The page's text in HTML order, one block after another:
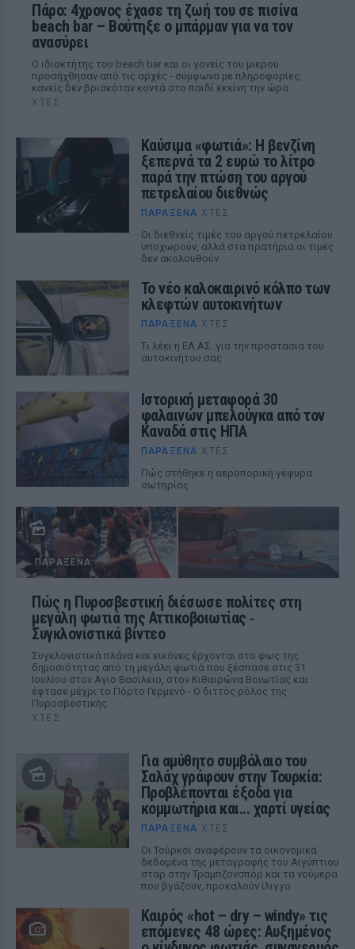
Πάρο: 4χρονος έχασε τη ζωή του σε πισίνα
beach bar – Βούτηξε ο μπάρμαν για να τον
ανασύρει
Ο ιδιοκτήτης του beach bar και οι γονείς του μικρού
προσήχθησαν από τις αρχές - σύμφωνα με πληροφορίες,
κανείς δεν βρισκόταν κοντά στο παιδί εκείνη την ώρα
ΧΤΕΣ
Καύσιμα «φωτιά»: Η βενζίνη
ξεπερνά τα 2 ευρώ το λίτρο
παρά την πτώση του αργού
πετρελαίου διεθνώς
ΠΑΡΆΞΕΝΑ ΧΤΕΣ
Οι διεθνείς τιμές του αργού πετρελαίου
υποχωρούν, αλλά στα πρατήρια οι τιμές
δεν ακολουθούν
Το νέο καλοκαιρινό κόλπο των
κλεφτών αυτοκινήτων
ΠΑΡΆΞΕΝΑ ΧΤΕΣ
Tι λέει η ΕΛ.ΑΣ. για την προστασία του
αυτοκινήτου σας
Ιστορική μεταφορά 30
φαλαινών μπελούγκα από τον
Καναδά στις ΗΠΑ
ΠΑΡΆΞΕΝΑ ΧΤΕΣ
Πώς στήθηκε η αεροπορική γέφυρα
σωτηρίας
ΠΑΡΆΞΕΝΑ
Πώς η Πυροσβεστική διέσωσε πολίτες στη
μεγάλη φωτιά της Αττικοβοιωτίας ‑
Συγκλονιστικά βίντεο
Συγκλονιστικά πλάνα και εικόνες έρχονται στο φως της
δημοσιότητας από τη μεγάλη φωτιά που ξέσπασε στις 31
Ιουλίου στον Αγιο Βασίλειο, στον Κιθαιρώνα Βοιωτίας και
έφτασε μέχρι το Πόρτο Γερμενό - Ο διττός ρόλος της
Πυροσβεστικής
ΧΤΕΣ
Για αμύθητο συμβόλαιο του
Σαλάχ γράφουν στην Τουρκία:
Προβλέπονται έξοδα για
κομμωτήρια και... χαρτί υγείας
ΠΑΡΆΞΕΝΑ ΧΤΕΣ
Οι Τούρκοί αναφέρουν τα οικονομικά
δεδομένα της μεταγραφής του Αιγύπτιου
σταρ στην Τραμπζονσπόρ και τα νούμερα
που βγάζουν, προκαλούν ίλιγγο
Καιρός «hot – dry – windy» τις
επόμενες 48 ώρες: Αυξημένος